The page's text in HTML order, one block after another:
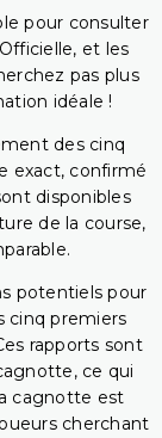
pour consulter
et les
pas plus
idéale !
des cinq
exact, confirmé
disponibles
de la course,
potentiels pour
cinq premiers
rapports sont
ce qui
cagnotte est
cherchant